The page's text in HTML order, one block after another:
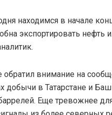
находимся в начале
экспортировать нефть
обратил внимание на
добычи в Татарстане и
Еще тревожнее